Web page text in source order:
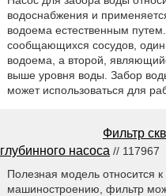
водоснабжения и
водоема естественным
сообщающихся сосудов, один
водоема, а второй,
выше уровня воды. Забор
может использоваться для
Фильтр
глубинного насоса // 117967
Полезная модель относится
машиностроению, фильтр